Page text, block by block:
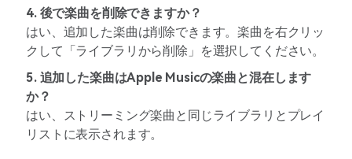
4. 後で楽曲を削除できますか？
はい、追加した楽曲は削除できます。楽曲を右クリッ
クして「ライブラリから削除」を選択してください。
5. 追加した楽曲はApple Musicの楽曲と混在します
か？
はい、ストリーミング楽曲と同じライブラリとプレイ
リストに表示されます。